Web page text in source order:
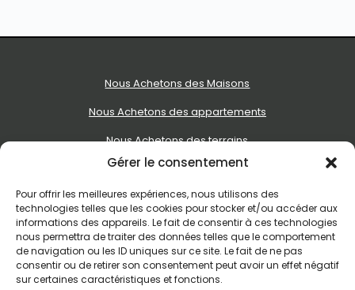
Gérer le consentement
Pour offrir les meilleures expériences, nous utilisons des
technologies telles que les cookies pour stocker et/ou accéder aux
informations des appareils. Le fait de consentir à ces technologies
nous permettra de traiter des données telles que le comportement
de navigation ou les ID uniques sur ce site. Le fait de ne pas
consentir ou de retirer son consentement peut avoir un effet négatif
sur certaines caractéristiques et fonctions.
Contact
Nous Achetons des Maisons
Nous Achetons des appartements
Nous Achetons des terrains
Nous Achetons des immeubles de rapport
Le processus d’achat express
Qui est Vendre Sans Agence
Recevoir une offre d’achat